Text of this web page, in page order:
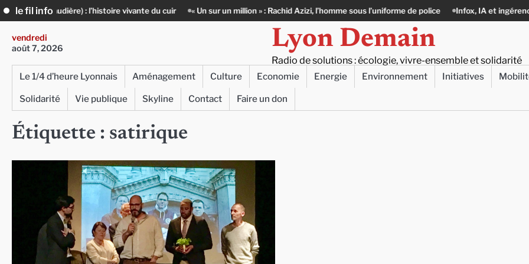
Skip
to
content
le fil info: l’histoire vivante du cuir « Un sur un million » : Rachid Azizi, l’homme sous l’uniforme de police Infox, IA et ingérences : le
vendredi
août 7, 2026
Lyon Demain
Radio de solutions : écologie, vivre-ensemble et solidarité
Le 1/4 d’heure Lyonnais Aménagement Culture Economie Energie Environnement Initiatives
Solidarité
Vie publique Skyline Contact Faire un don
Étiquette : satirique